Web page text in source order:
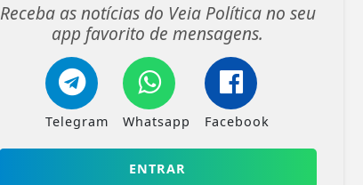
Receba as notícias do Veia Política no seu
app favorito de mensagens.
Telegram Whatsapp Facebook
ENTRAR